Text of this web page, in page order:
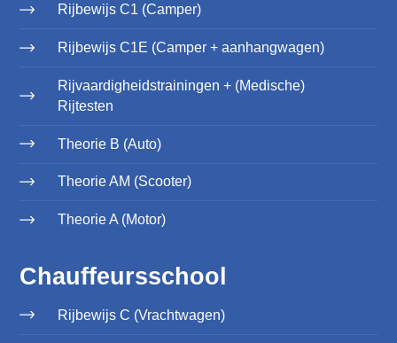
Rijbewijs C1 (Camper)
Rijbewijs C1E (Camper + aanhangwagen)
Rijvaardigheidstrainingen + (Medische)
Rijtesten
Theorie B (Auto)
Theorie AM (Scooter)
Theorie A (Motor)
Chauffeursschool
Rijbewijs C (Vrachtwagen)